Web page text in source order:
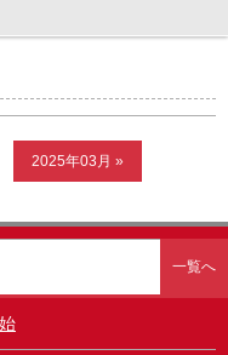
お問合わせ
2025年03月 »
一覧へ